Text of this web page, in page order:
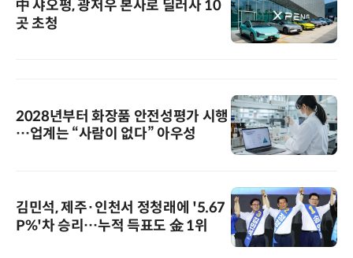
中 샤오펑, 광저우 본사로 딜러사 10
곳 초청
2028년부터 화장품 안전성평가 시행
…업계는 “사람이 없다” 아우성
김민석, 제주·인천서 정청래에 '5.67
P%'차 승리…누적 득표도 金 1위